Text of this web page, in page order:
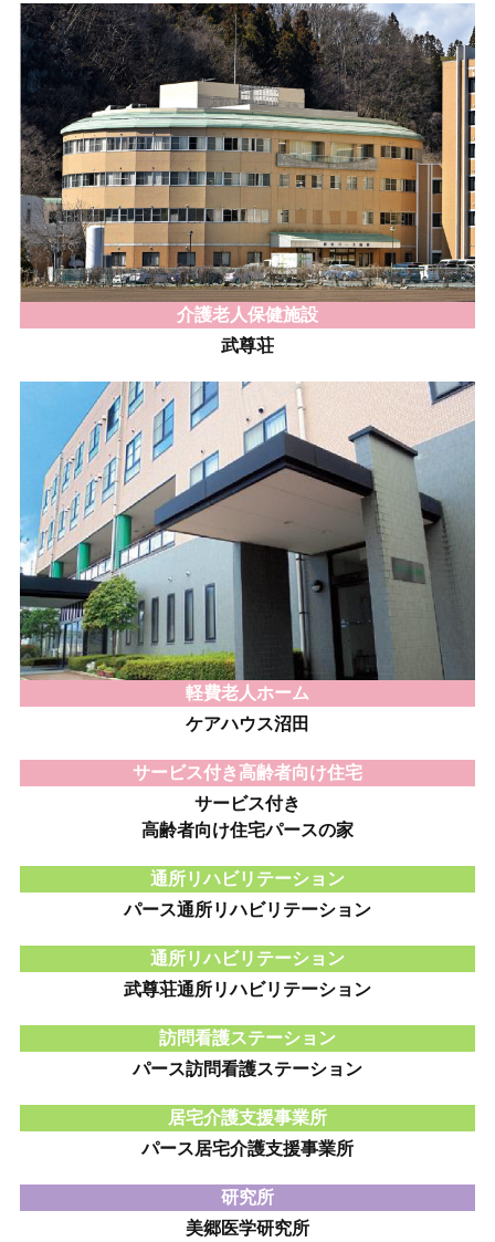
介護老人保健施設
武尊荘
軽費老人ホーム
ケアハウス沼田
サービス付き高齢者向け住宅
サービス付き
高齢者向け住宅パースの家
通所リハビリテーション
パース通所リハビリテーション
通所リハビリテーション
武尊荘通所リハビリテーション
訪問看護ステーション
パース訪問看護ステーション
居宅介護支援事業所
パース居宅介護支援事業所
研究所
美郷医学研究所